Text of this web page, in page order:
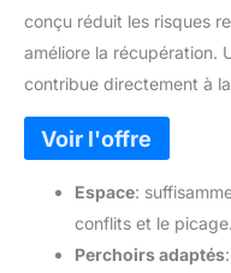
conçu réduit les risques
améliore la récupération.
contribue directement à
Espace:
conflits et le picage.
Perchoirs adaptés